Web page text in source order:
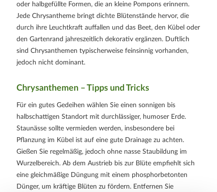
oder halbgefüllte Formen, die an kleine Pompons erinnern.
Jede Chrysantheme bringt dichte Blütenstände hervor, die
durch ihre Leuchtkraft auffallen und das Beet, den Kübel oder
den Gartenrand jahreszeitlich dekorativ ergänzen. Duftlich
sind Chrysanthemen typischerweise feinsinnig vorhanden,
jedoch nicht dominant.
Chrysanthemen – Tipps und Tricks
Für ein gutes Gedeihen wählen Sie einen sonnigen bis
halbschattigen Standort mit durchlässiger, humoser Erde.
Staunässe sollte vermieden werden, insbesondere bei
Pflanzung im Kübel ist auf eine gute Drainage zu achten.
Gießen Sie regelmäßig, jedoch ohne nasse Staubildung im
Wurzelbereich. Ab dem Austrieb bis zur Blüte empfiehlt sich
eine gleichmäßige Düngung mit einem phosphorbetonten
Dünger, um kräftige Blüten zu fördern. Entfernen Sie